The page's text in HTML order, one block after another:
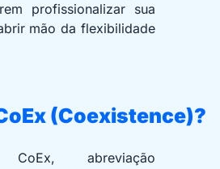
profissionalizar sua
mão da flexibilidade
(Coexistence)?
abreviação